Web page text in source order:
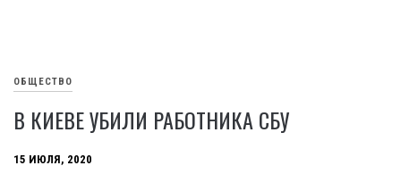
ОБЩЕСТВО
В КИЕВЕ УБИЛИ РАБОТНИКА СБУ
15 ИЮЛЯ, 2020